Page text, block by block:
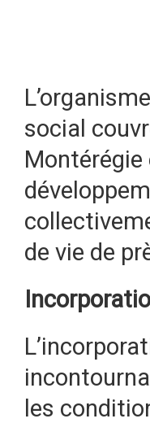
social
de vie de
les